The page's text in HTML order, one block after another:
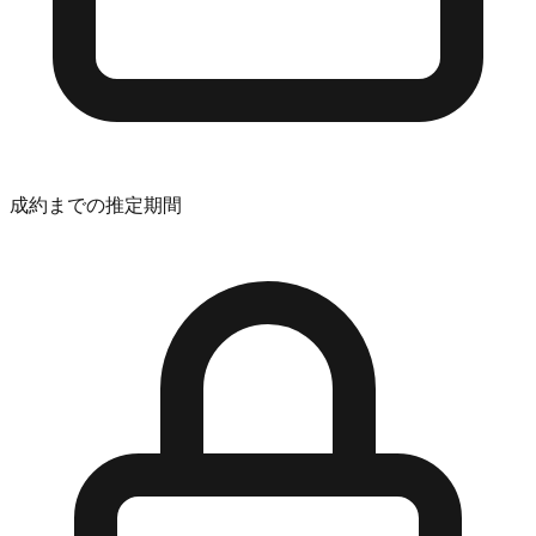
成約までの推定期間